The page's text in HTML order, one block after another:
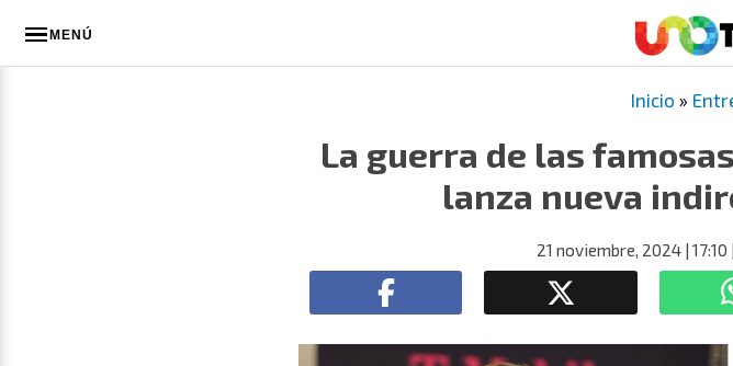
MENÚ
Inicio »
La guerra de las
lanza nueva
21 noviembre, 2024| 17:10 |